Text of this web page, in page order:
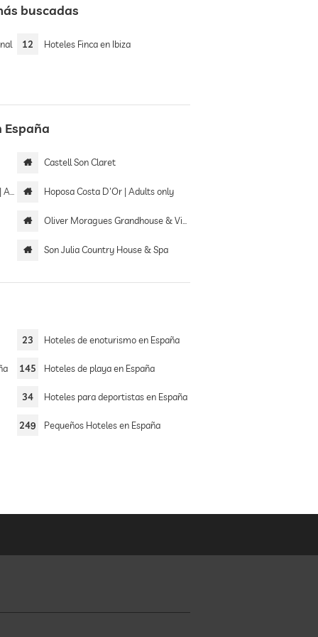
buscadas
12 Hoteles Finca en Ibiza
España
Castell Son Claret
Hoposa Costa D'Or | Adults only
Oliver Moragues Grandhouse & Vineyard
Son Julia Country House & Spa
23 Hoteles de enoturismo en España
145 Hoteles de playa en España
34 Hoteles para deportistas en España
249 Pequeños Hoteles en España